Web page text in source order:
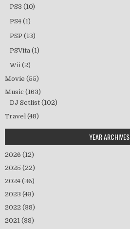
PS3 (10)
PS4 (1)
PSP (13)
PSVita (1)
Wii (2)
Movie (55)
Music (163)
DJ Setlist (102)
Travel (48)
YEAR ARCHIVES
2026 (12)
2025 (22)
2024 (36)
2023 (43)
2022 (38)
2021 (38)